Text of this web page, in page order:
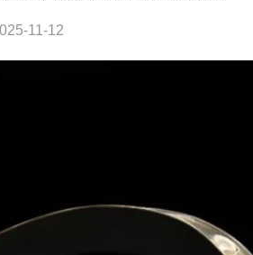
11-12